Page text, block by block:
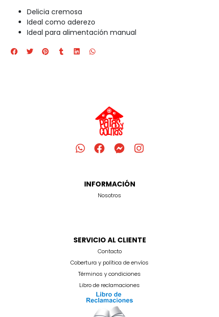
Delicia cremosa
Ideal como aderezo
Ideal para alimentación manual
INFORMACIÓN
Nosotros
SERVICIO AL CLIENTE
Contacto
Cobertura y política de envíos
Términos y condiciones
Libro de reclamaciones